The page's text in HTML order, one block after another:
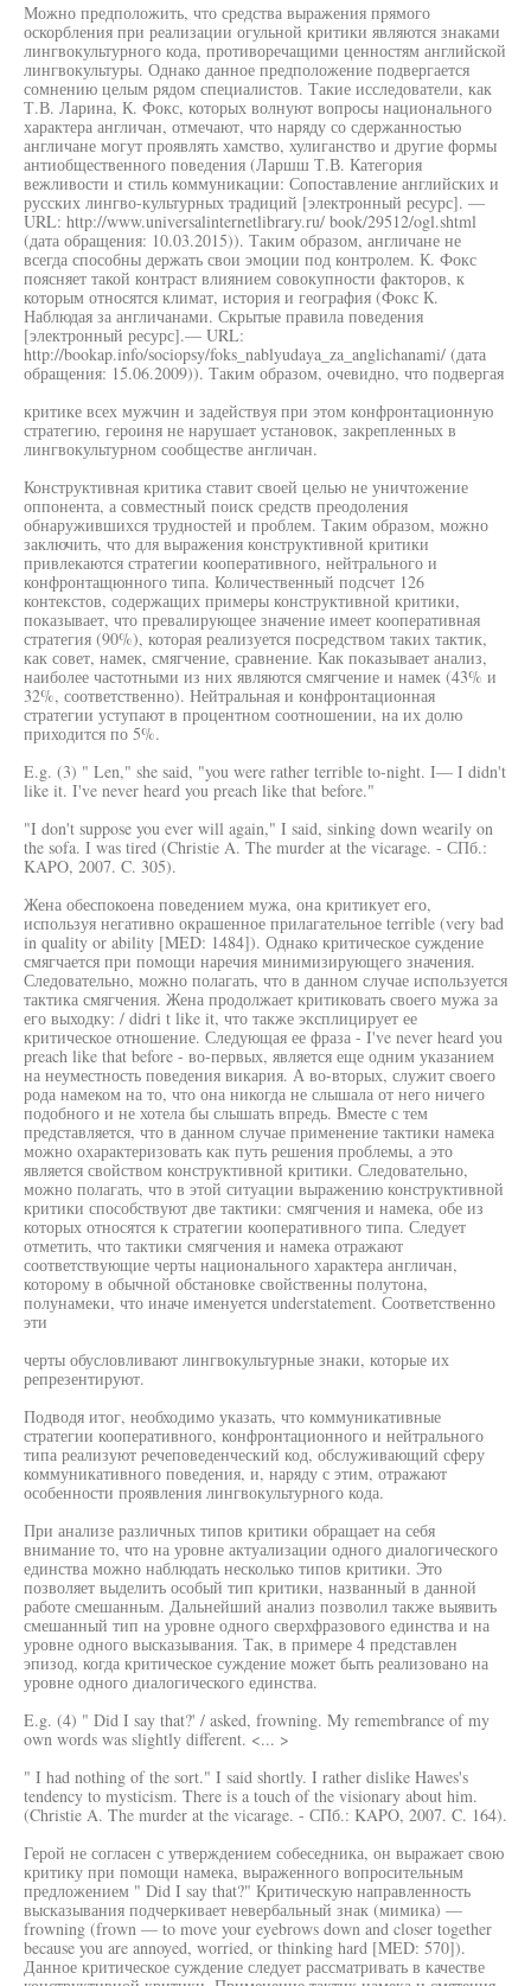
Можно предположить, что средства выражения прямого
оскорбления при реализации огульной критики являются знаками
лингвокультурного кода, противоречащими ценностям английской
лингвокультуры. Однако данное предположение подвергается
сомнению целым рядом специалистов. Такие исследователи, как
Т.В. Ларина, К. Фокс, которых волнуют вопросы национального
характера англичан, отмечают, что наряду со сдержанностью
англичане могут проявлять хамство, хулиганство и другие формы
антиобщественного поведения (Ларшш Т.В. Категория
вежливости и стиль коммуникации: Сопоставление английских и
русских лингво-культурных традиций [электронный ресурс]. —
URL: http://www.universalinternetlibrary.ru/ book/29512/ogl.shtml
(дата обращения: 10.03.2015)). Таким образом, англичане не
всегда способны держать свои эмоции под контролем. К. Фокс
поясняет такой контраст влиянием совокупности факторов, к
которым относятся климат, история и география (Фокс К.
Наблюдая за англичанами. Скрытые правила поведения
[электронный ресурс].— URL:
http://bookap.info/sociopsy/foks_nablyudaya_za_anglichanami/ (дата
обращения: 15.06.2009)). Таким образом, очевидно, что подвергая
критике всех мужчин и задействуя при этом конфронтационную
стратегию, героиня не нарушает установок, закрепленных в
лингвокультурном сообществе англичан.
Конструктивная критика ставит своей целью не уничтожение
оппонента, а совместный поиск средств преодоления
обнаружившихся трудностей и проблем. Таким образом, можно
заключить, что для выражения конструктивной критики
привлекаются стратегии кооперативного, нейтрального и
конфронтащюнного типа. Количественный подсчет 126
контекстов, содержащих примеры конструктивной критики,
показывает, что превалирующее значение имеет кооперативная
стратегия (90%), которая реализуется посредством таких тактик,
как совет, намек, смягчение, сравнение. Как показывает анализ,
наиболее частотными из них являются смягчение и намек (43% и
32%, соответственно). Нейтральная и конфронтационная
стратегии уступают в процентном соотношении, на их долю
приходится по 5%.
E.g. (3) " Len," she said, "you were rather terrible to-night. I— I didn't
like it. I've never heard you preach like that before."
"I don't suppose you ever will again," I said, sinking down wearily on
the sofa. I was tired (Christie A. The murder at the vicarage. - СПб.:
KAPO, 2007. C. 305).
Жена обеспокоена поведением мужа, она критикует его,
используя негативно окрашенное прилагательное terrible (very bad
in quality or ability [MED: 1484]). Однако критическое суждение
смягчается при помощи наречия минимизирующего значения.
Следовательно, можно полагать, что в данном случае используется
тактика смягчения. Жена продолжает критиковать своего мужа за
его выходку: / didri t like it, что также эксплицирует ее
критическое отношение. Следующая ее фраза - I've never heard you
preach like that before - во-первых, является еще одним указанием
на неуместность поведения викария. А во-вторых, служит своего
рода намеком на то, что она никогда не слышала от него ничего
подобного и не хотела бы слышать впредь. Вместе с тем
представляется, что в данном случае применение тактики намека
можно охарактеризовать как путь решения проблемы, а это
является свойством конструктивной критики. Следовательно,
можно полагать, что в этой ситуации выражению конструктивной
критики способствуют две тактики: смягчения и намека, обе из
которых относятся к стратегии кооперативного типа. Следует
отметить, что тактики смягчения и намека отражают
соответствующие черты национального характера англичан,
которому в обычной обстановке свойственны полутона,
полунамеки, что иначе именуется understatement. Соответственно
эти
черты обусловливают лингвокультурные знаки, которые их
репрезентируют.
Подводя итог, необходимо указать, что коммуникативные
стратегии кооперативного, конфронтационного и нейтрального
типа реализуют речеповеденческий код, обслуживающий сферу
коммуникативного поведения, и, наряду с этим, отражают
особенности проявления лингвокультурного кода.
При анализе различных типов критики обращает на себя
внимание то, что на уровне актуализации одного диалогического
единства можно наблюдать несколько типов критики. Это
позволяет выделить особый тип критики, названный в данной
работе смешанным. Дальнейший анализ позволил также выявить
смешанный тип на уровне одного сверхфразового единства и на
уровне одного высказывания. Так, в примере 4 представлен
эпизод, когда критическое суждение может быть реализовано на
уровне одного диалогического единства.
E.g. (4) " Did I say that?' / asked, frowning. My remembrance of my
own words was slightly different. <... >
" I had nothing of the sort." I said shortly. I rather dislike Hawes's
tendency to mysticism. There is a touch of the visionary about him.
(Christie A. The murder at the vicarage. - СПб.: KAPO, 2007. C. 164).
Герой не согласен с утверждением собеседника, он выражает свою
критику при помощи намека, выраженного вопросительным
предложением " Did I say that?" Критическую направленность
высказывания подчеркивает невербальный знак (мимика) —
frowning (frown — to move your eyebrows down and closer together
because you are annoyed, worried, or thinking hard [MED: 570]).
Данное критическое суждение следует рассматривать в качестве